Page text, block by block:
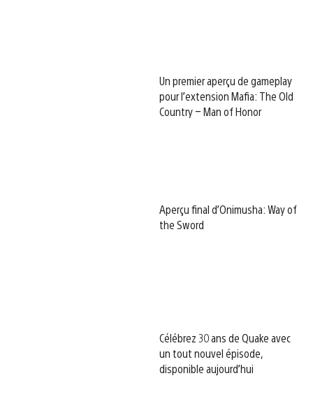
Un premier aperçu de gameplay
pour l’extension Mafia: The Old
Country – Man of Honor
Aperçu final d’Onimusha: Way of
the Sword
Célébrez 30 ans de Quake avec
un tout nouvel épisode,
disponible aujourd’hui